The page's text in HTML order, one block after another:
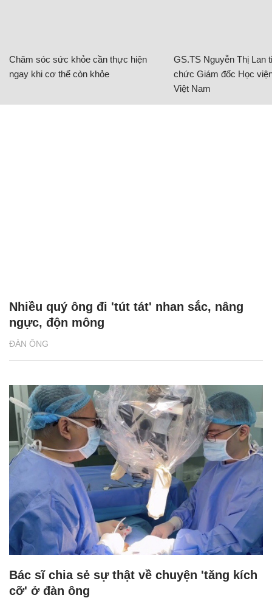
Chăm sóc sức khỏe cần thực hiện
ngay khi cơ thể còn khỏe
GS.TS Nguyễn Thị Lan
chức Giám đốc Học
Việt Nam
ĐÀN ÔNG
Nhiều quý ông đi 'tút tát' nhan sắc, nâng
ngực, độn mông
Bác sĩ chia sẻ sự thật về chuyện 'tăng kích
cỡ' ở đàn ông